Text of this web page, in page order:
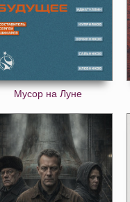
Мусор на Луне